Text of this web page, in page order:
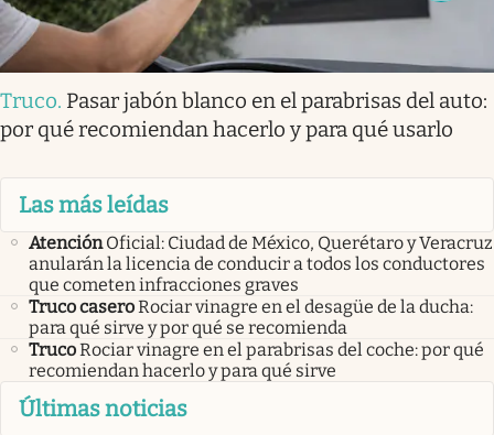
Truco. Pasar jabón blanco en el parabrisas del auto:
por qué recomiendan hacerlo y para qué usarlo
Las más leídas
Atención Oficial: Ciudad de México, Querétaro y Veracruz
anularán la licencia de conducir a todos los conductores
que cometen infracciones graves
Truco caseroRociar vinagre en el desagüe de la ducha:
para qué sirve y por qué se recomienda
TrucoRociar vinagre en el parabrisas del coche: por qué
recomiendan hacerlo y para qué sirve
Últimas noticias